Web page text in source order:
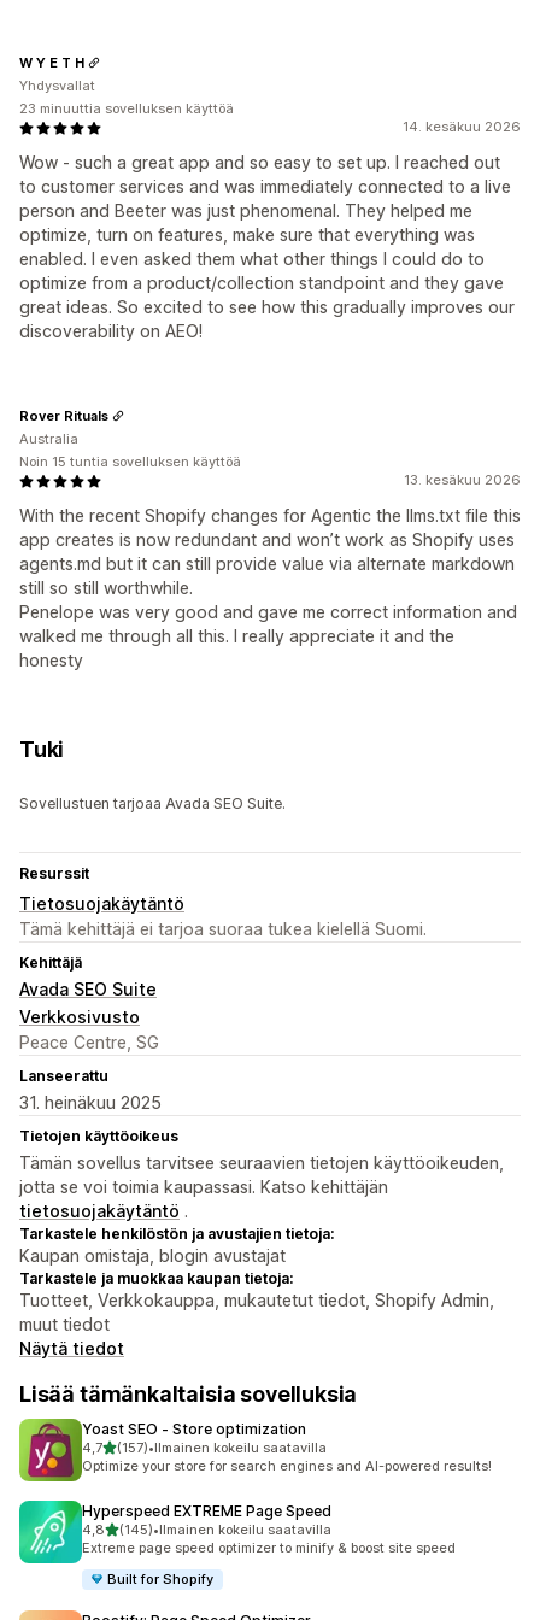
14. kesäkuu 2026
Wow - such a great app and so easy to set up. I reached out
to customer services and was immediately connected to a live
person and Beeter was just phenomenal. They helped me
optimize, turn on features, make sure that everything was
enabled. I even asked them what other things I could do to
optimize from a product/collection standpoint and they gave
great ideas. So excited to see how this gradually improves our
discoverability on AEO!
W Y E T H
Yhdysvallat
23 minuuttia sovelluksen käyttöä
13. kesäkuu 2026
With the recent Shopify changes for Agentic the llms.txt file this
app creates is now redundant and won’t work as Shopify uses
agents.md but it can still provide value via alternate markdown
still so still worthwhile.
Penelope was very good and gave me correct information and
walked me through all this. I really appreciate it and the
honesty
Rover Rituals
Australia
Noin 15 tuntia sovelluksen käyttöä
Tuki
Sovellustuen tarjoaa Avada SEO Suite.
Resurssit
Tietosuojakäytäntö
Tämä kehittäjä ei tarjoa suoraa tukea kielellä Suomi.
Kehittäjä
Avada SEO Suite
Verkkosivusto
Peace Centre, SG
Lanseerattu
31. heinäkuu 2025
Tietojen käyttöoikeus
Tämän sovellus tarvitsee seuraavien tietojen käyttöoikeuden,
jotta se voi toimia kaupassasi. Katso kehittäjän
tietosuojakäytäntö .
Tarkastele henkilöstön ja avustajien tietoja:
Kaupan omistaja, blogin avustajat
Tarkastele ja muokkaa kaupan tietoja:
Tuotteet, Verkkokauppa, mukautetut tiedot, Shopify Admin,
muut tiedot
Näytä tiedot
Lisää tämänkaltaisia sovelluksia
Yoast SEO ‑ Store optimization
4,7/ 5 tähteä
(157)
157 arvostelua yhteensä
•Ilmainen kokeilu saatavilla
Optimize your store for search engines and AI-powered results!
Hyperspeed EXTREME Page Speed
4,8/ 5 tähteä
(145)
145 arvostelua yhteensä
•Ilmainen kokeilu saatavilla
Extreme page speed optimizer to minify & boost site speed
Built for Shopify